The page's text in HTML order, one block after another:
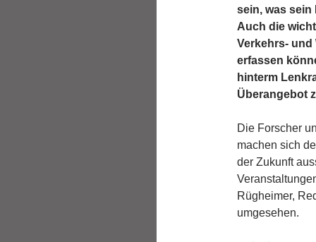
sein, was sein
Auch die
Verkehrs- und
erfassen
hinterm
Überangebot
Die Forscher
machen sich
der Zukunft
Rügheimer,
umgesehen.